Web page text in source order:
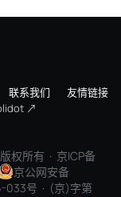
联系我们
友情链接
↗
权所有 · 京ICP备
京公网安备
033号 · (京)字第